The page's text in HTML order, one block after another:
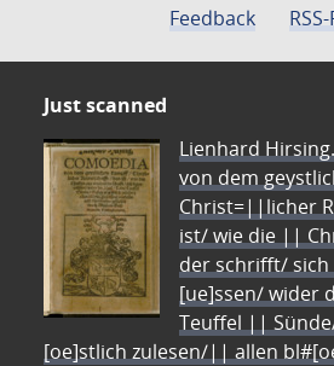
Feedback
Just scanned
Lienhard
von dem
Christ=||licher
ist/ wie die ||
der schrifft/
[ue]ssen/ wider
Teuffel ||
[oe]stlich zulesen/|| allen